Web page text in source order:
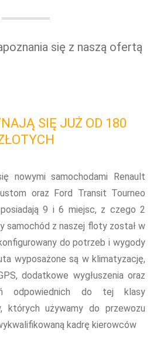
się z naszą ofertą
SIĘ JUŻ OD 180
nowymi samochodami Renault
oraz Ford Transit Tourneo
9 i 6 miejsc, z czego 2
samochód z naszej floty został w
do potrzeb i wygody
wyposażone są w klimatyzację,
dodatkowe wygłuszenia oraz
odpowiednich do tej klasy
których używamy do przewozu
kadrę kierowców